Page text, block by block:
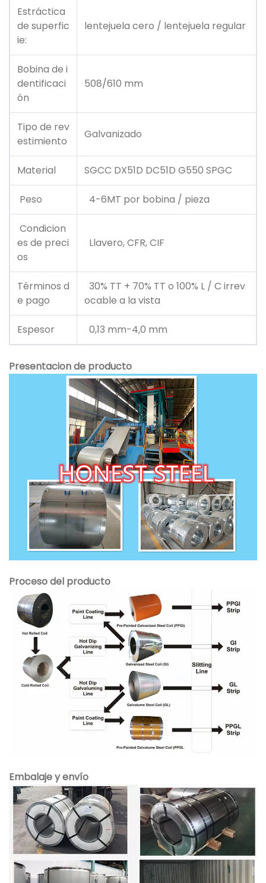
Estráctica
de superfic
ie:
lentejuela cero / lentejuela regular
Bobina de i
dentificaci
ón
508/610 mm
Tipo de rev
estimiento
Galvanizado
Material SGCC DX51D DC51D G550 SPGC
Peso 4-6MT por bobina / pieza
Condicion
es de preci
os
Llavero, CFR, CIF
Términos d
e pago
30% TT + 70% TT o 100% L / C irrev
ocable a la vista
Espesor 0,13 mm-4,0 mm
Presentacion de producto
Proceso del producto
Embalaje y envío